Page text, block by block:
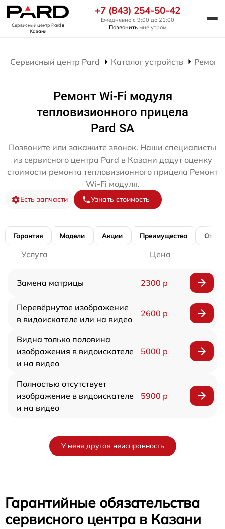
Сервисный центр Pardв
Казани
+7 (843) 254-50-42
Ежедневно с 9:00 до 21:00
Позвонить мне утром
Сервисный центр Pard Каталог устройств
Ремонт Wi-Fi модуля
тепловизионного прицела
Pard SA
Позвоните или закажите звонок. Наши специалисты
из сервисного центра Pard в Казани дадут оценку
стоимости ремонта тепловизионного прицела Ремонт
Wi-Fi модуля.
Есть запчасти Узнать стоимость
Гарантия Модели Акции Преимущества
Услуга Цена
Замена матрицы 2300 р
Перевёрнутое изображение
в видоискателе или на видео
2600 р
Видна только половина
изображения в видоискателе
и на видео
5000 р
Полностью отсутствует
изображение в видоискателе
и на видео
5900 р
У меня другая неисправность
Гарантийные обязательства
сервисного центра в Казани